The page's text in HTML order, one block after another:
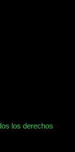
los derechos